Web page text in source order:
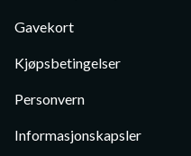
Gavekort
Kjøpsbetingelser
Personvern
Informasjonskapsler